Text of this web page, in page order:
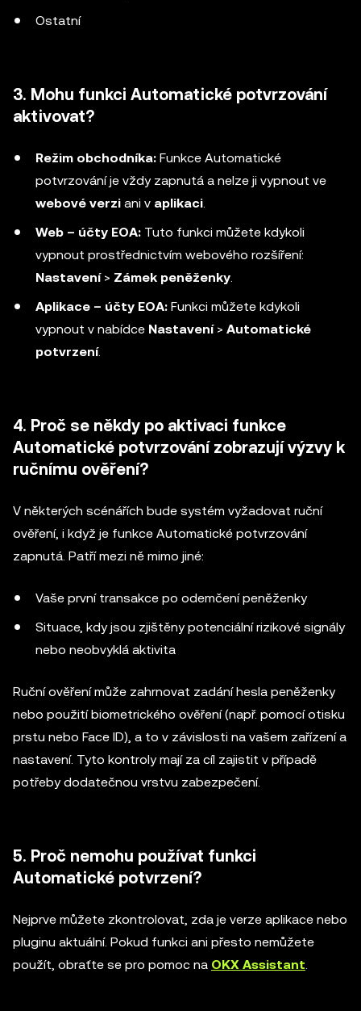
Ostatní
3. Mohu funkci Automatické potvrzování
aktivovat?
Režim obchodníka: Funkce Automatické
potvrzování je vždy zapnutá a nelze ji vypnout ve
webové verzi ani v aplikaci.
Web – účty EOA: Tuto funkci můžete kdykoli
vypnout prostřednictvím webového rozšíření:
Nastavení > Zámek peněženky.
Aplikace – účty EOA: Funkci můžete kdykoli
vypnout v nabídce Nastavení> Automatické
potvrzení.
4. Proč se někdy po aktivaci funkce
Automatické potvrzování zobrazují výzvy k
ručnímu ověření?
V některých scénářích bude systém vyžadovat ruční
ověření, i když je funkce Automatické potvrzování
zapnutá. Patří mezi ně mimo jiné:
Vaše první transakce po odemčení peněženky
Situace, kdy jsou zjištěny potenciální rizikové signály
nebo neobvyklá aktivita
Ruční ověření může zahrnovat zadání hesla peněženky
nebo použití biometrického ověření (např. pomocí otisku
prstu nebo Face ID), a to v závislosti na vašem zařízení a
nastavení. Tyto kontroly mají za cíl zajistit v případě
potřeby dodatečnou vrstvu zabezpečení.
5. Proč nemohu používat funkci
Automatické potvrzení?
Nejprve můžete zkontrolovat, zda je verze aplikace nebo
pluginu aktuální. Pokud funkci ani přesto nemůžete
použít, obraťte se pro pomoc na OKX Assistant.